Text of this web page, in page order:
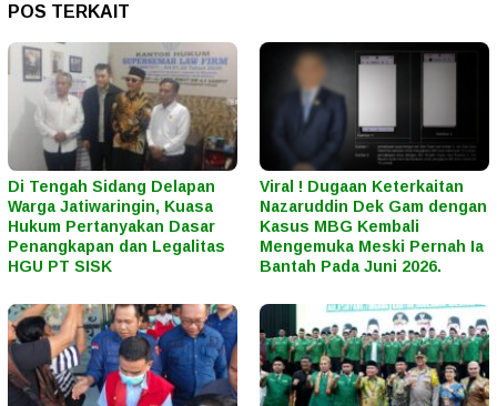
POS TERKAIT
Di Tengah Sidang Delapan
Warga Jatiwaringin, Kuasa
Hukum Pertanyakan Dasar
Penangkapan dan Legalitas
HGU PT SISK
Viral ! Dugaan Keterkaitan
Nazaruddin Dek Gam dengan
Kasus MBG Kembali
Mengemuka Meski Pernah Ia
Bantah Pada Juni 2026.